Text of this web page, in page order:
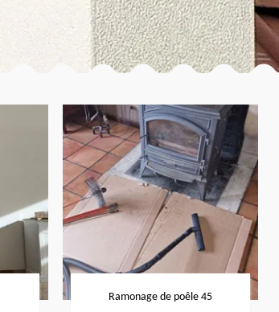
Ramonage de poêle 45